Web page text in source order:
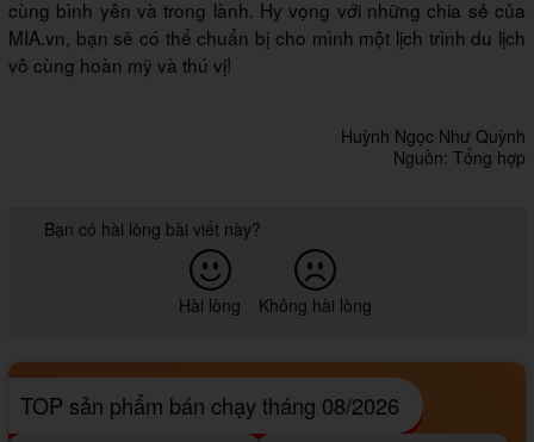
cùng bình yên và trong lành. Hy vọng với những chia sẻ của
MIA.vn, bạn sẽ có thể chuẩn bị cho mình một lịch trình du lịch
vô cùng hoàn mỹ và thú vị!
Huỳnh Ngọc Như Quỳnh
Nguồn: Tổng hợp
Bạn có hài lòng bài viết này?
Hài lòng Không hài lòng
TOP sản phẩm bán chạy tháng 08/2026